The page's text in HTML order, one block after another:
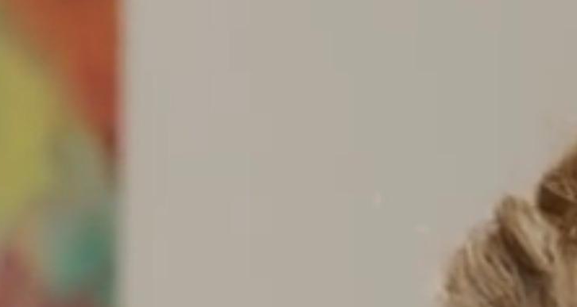
Pour suivre vos rendez vous et vos photos de traitement,
Téléchargez l’application mobile Dentapoche !